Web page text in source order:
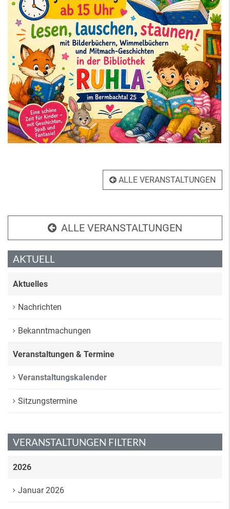
ALLE VERANSTALTUNGEN
ALLE VERANSTALTUNGEN
AKTUELL
Aktuelles
Nachrichten
Bekanntmachungen
Veranstaltungen & Termine
Veranstaltungskalender
Sitzungstermine
VERANSTALTUNGEN FILTERN
2026
Januar 2026